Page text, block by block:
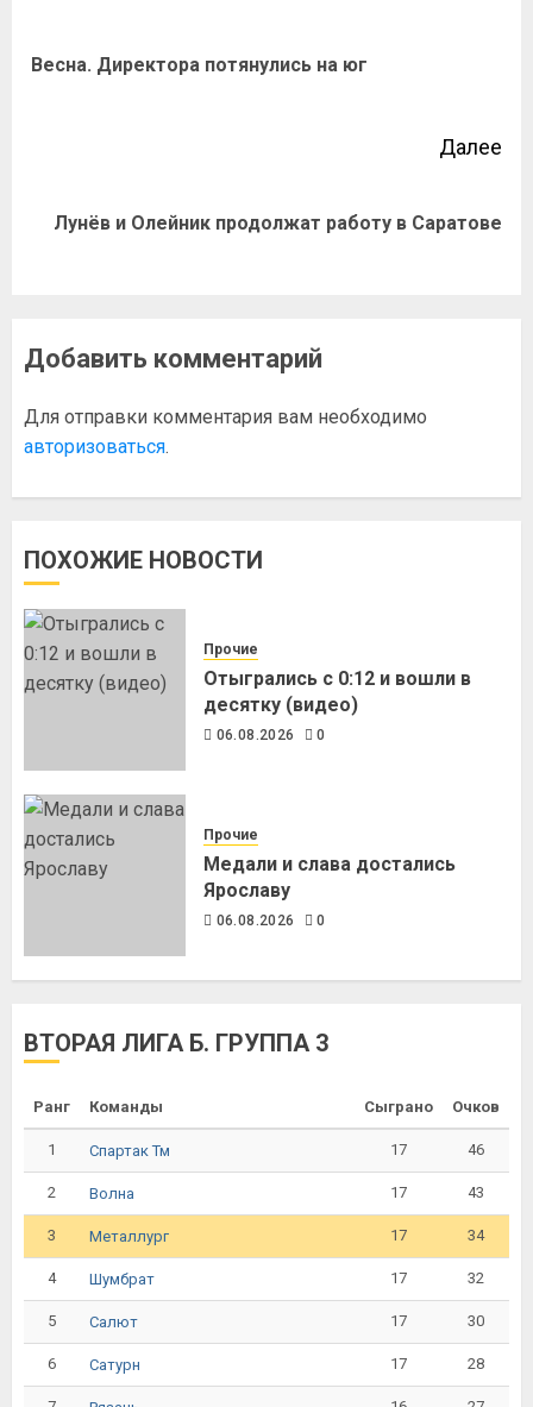
Весна. Директора потянулись на юг
Далее
Лунёв и Олейник продолжат работу в Саратове
Добавить комментарий
Для отправки комментария вам необходимо
авторизоваться.
ПОХОЖИЕ НОВОСТИ
Прочие
Отыгрались с 0:12 и вошли в
десятку (видео)
06.08.2026 0
Прочие
Медали и слава достались
Ярославу
06.08.2026 0
ВТОРАЯ ЛИГА Б. ГРУППА 3
Ранг Команды Сыграно Очков
1 Спартак Тм 17 46
2 Волна 17 43
3 Металлург 17 34
4 Шумбрат 17 32
5 Салют 17 30
6 Сатурн 17 28